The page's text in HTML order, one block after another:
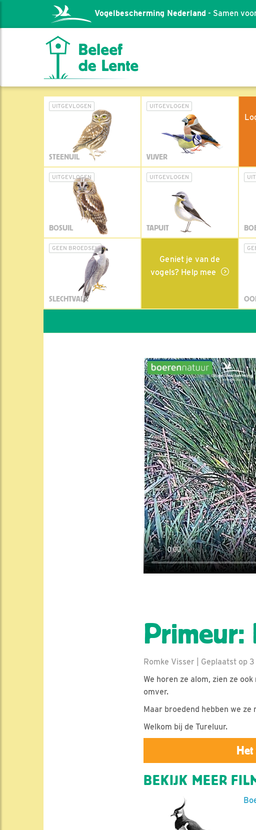
Vogelbescherming Nederland - Samen
UITGEVLOGEN
STEENUIL
UITGEVLOGEN
VIJVER
UITGEVLOGEN
BOSUIL
UITGEVLOGEN
TAPUIT
GEEN BROEDSEL
SLECHTVALK
Geniet je van de
vogels? Help mee
Primeur:
Romke Visser | Geplaatst op
We horen ze alom, zien ze
omver.
Maar broedend hebben we ze
Welkom bij de Tureluur.
BEKIJK MEER